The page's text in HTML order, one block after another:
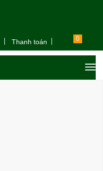
Thanh toán 0